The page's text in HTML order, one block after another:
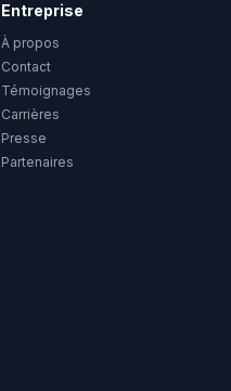
Entreprise
À propos
Contact
Témoignages
Carrières
Presse
Partenaires